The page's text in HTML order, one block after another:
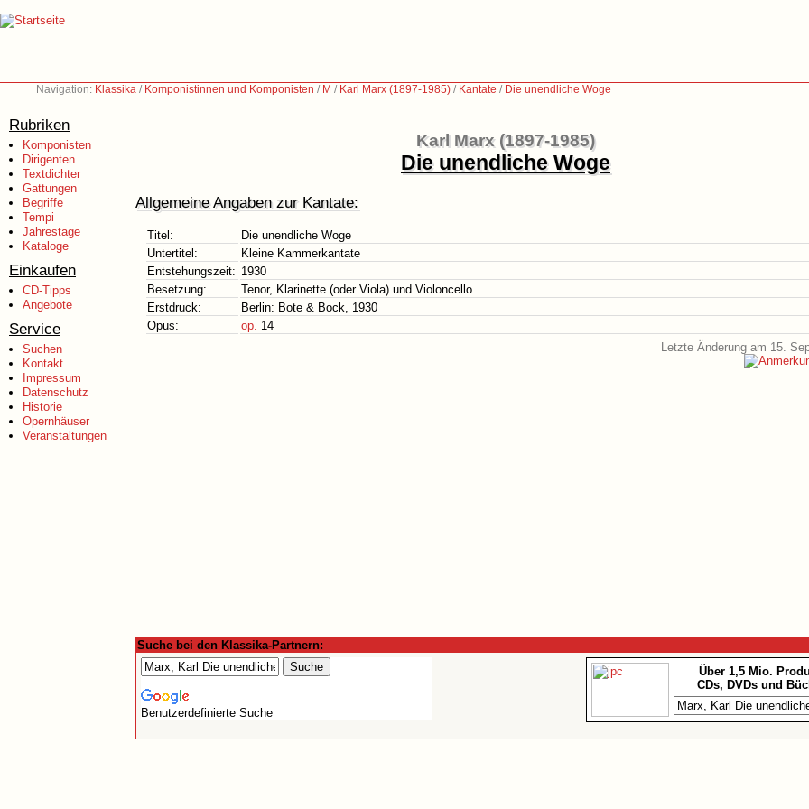
Navigation: Klassika / Komponistinnen und Komponisten / M / Karl Marx (1897-1985) / Kantate / Die unendliche Woge
Rubriken
Komponisten
Dirigenten
Textdichter
Gattungen
Begriffe
Tempi
Jahrestage
Kataloge
Einkaufen
CD-Tipps
Angebote
Service
Suchen
Kontakt
Impressum
Datenschutz
Historie
Opernhäuser
Veranstaltungen
Karl Marx (1897-1985)
Die unendliche Woge
Allgemeine Angaben zur Kantate:
Titel:
Die unendliche Woge
Untertitel:
Kleine Kammerkantate
Entstehungszeit: 1930
Besetzung:
Tenor, Klarinette (oder Viola) und Violoncello
Erstdruck:
Berlin: Bote & Bock, 1930
Opus:
op. 14
Letzte Änderung am 15.
Suche bei den Klassika-Partnern:
Benutzerdefinierte Suche
Über 1,5 Mio.
CDs, DVDs und